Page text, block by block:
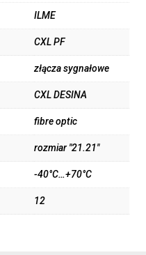
ILME
CXL PF
złącza sygnałowe
CXL DESINA
fibre optic
rozmiar "21.21"
-40°C…+70°C
12